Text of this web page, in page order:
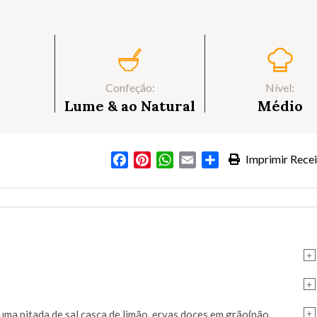
Confeção:
Lume & ao Natural
Nível:
Médio
Imprimir
FacebookPinterestWhatsApp
Email Partilhar
+
+
+
pitada de sal,casca de limão, ervas doces em grão(não